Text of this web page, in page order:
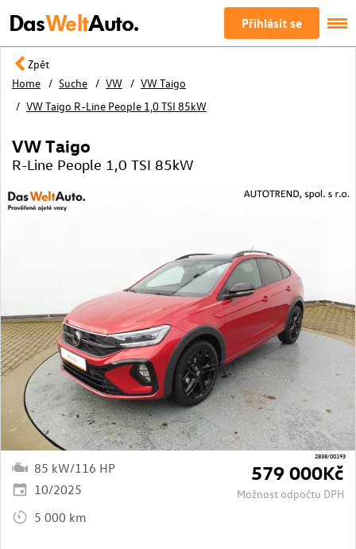
DasWeltAuto. Přihlásit se
Zpět
Home
Suche VW
VW Taigo
VW Taigo R-Line People 1,0 TSI 85kW
2838/00193
VW Taigo
R-Line People 1,0 TSI 85kW
85 kW/116 HP
10/2025
5 000 km
579 000Kč
Možnost odpočtu DPH